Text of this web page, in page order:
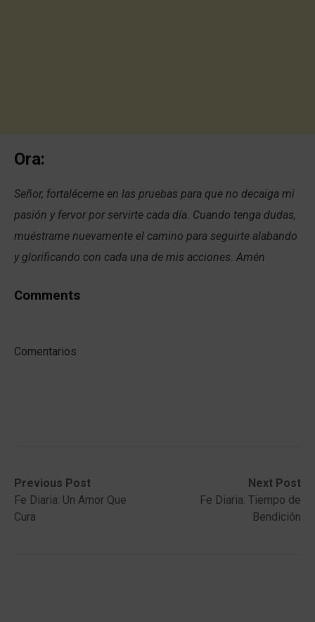
Ora:
Señor, fortaléceme en las pruebas para que no decaiga mi
pasión y fervor por servirte cada día. Cuando tenga dudas,
muéstrame nuevamente el camino para seguirte alabando
y glorificando con cada una de mis acciones. Amén
Comments
Comentarios
Post
navigation
Previous Post
Previous
post:Fe Diaria: Un Amor Que
Cura
Next Post
Next
post:
Fe Diaria: Tiempo de
Bendición